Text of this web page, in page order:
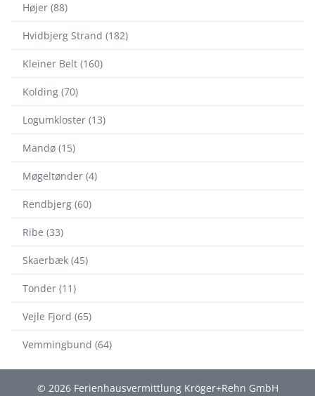
Højer (88)
Hvidbjerg Strand (182)
Kleiner Belt (160)
Kolding (70)
Logumkloster (13)
Mandø (15)
Møgeltønder (4)
Rendbjerg (60)
Ribe (33)
Skaerbæk (45)
Tonder (11)
Vejle Fjord (65)
Vemmingbund (64)
© 2026 Ferienhausvermittlung Kröger+Rehn GmbH